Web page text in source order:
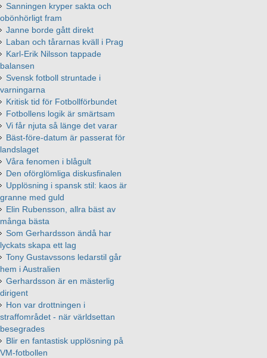
Sanningen kryper sakta och
obönhörligt fram
Janne borde gått direkt
Laban och tårarnas kväll i Prag
Karl-Erik Nilsson tappade
balansen
Svensk fotboll struntade i
varningarna
Kritisk tid för Fotbollförbundet
Fotbollens logik är smärtsam
Vi får njuta så länge det varar
Bäst-före-datum är passerat för
landslaget
Våra fenomen i blågult
Den oförglömliga diskusfinalen
Upplösning i spansk stil: kaos är
granne med guld
Elin Rubensson, allra bäst av
många bästa
Som Gerhardsson ändå har
lyckats skapa ett lag
Tony Gustavssons ledarstil går
hem i Australien
Gerhardsson är en mästerlig
dirigent
Hon var drottningen i
straffområdet - när världsettan
besegrades
Blir en fantastisk upplösning på
VM-fotbollen